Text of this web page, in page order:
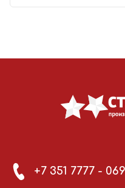
+7 351 7777 - 069